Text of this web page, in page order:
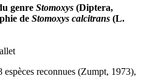
genre Stomoxys (Diptera,
de Stomoxys calcitrans (L.
espèces reconnues (Zumpt, 1973),